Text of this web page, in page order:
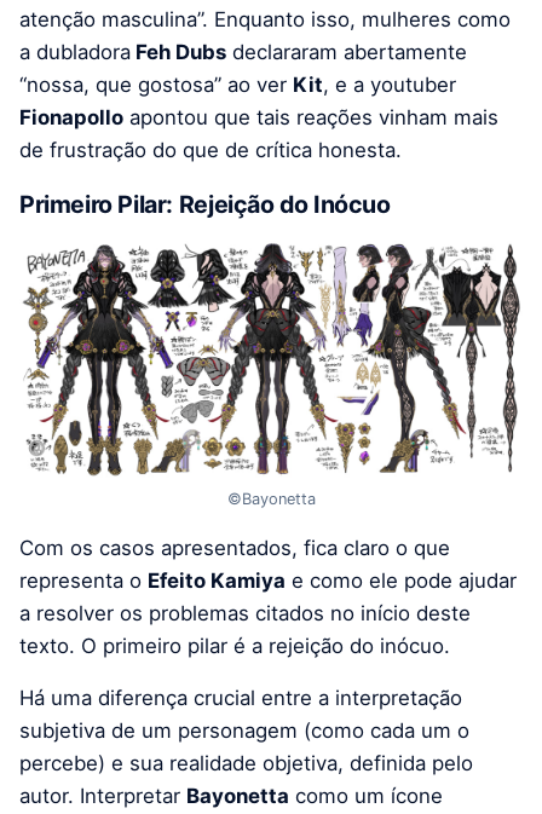
atenção masculina”. Enquanto isso, mulheres como
a dubladora Feh Dubs declararam abertamente
“nossa, que gostosa” ao ver Kit, e a youtuber
Fionapollo apontou que tais reações vinham mais
de frustração do que de crítica honesta.
Primeiro Pilar: Rejeição do Inócuo
©Bayonetta
Com os casos apresentados, fica claro o que
representa o Efeito Kamiya e como ele pode ajudar
a resolver os problemas citados no início deste
texto. O primeiro pilar é a rejeição do inócuo.
Há uma diferença crucial entre a interpretação
subjetiva de um personagem (como cada um o
percebe) e sua realidade objetiva, definida pelo
autor. Interpretar Bayonetta como um ícone